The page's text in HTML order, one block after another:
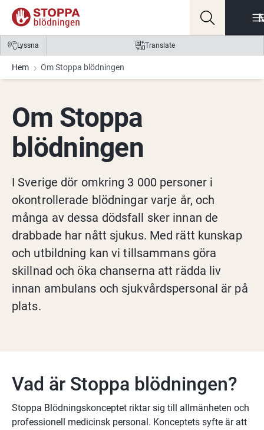
Gå till innehåll
Gå till meny
Gå till sidfot
Lyssna Translate
Hem Om Stoppa blödningen
Om Stoppa
blödningen
I Sverige dör omkring 3 000 personer i
okontrollerade blödningar varje år, och
många av dessa dödsfall sker innan de
drabbade har nått sjukus. Med rätt kunskap
och utbildning kan vi tillsammans göra
skillnad och öka chanserna att rädda liv
innan ambulans och sjukvårdspersonal är på
plats.
Vad är Stoppa blödningen?
Stoppa Blödningskonceptet riktar sig till allmänheten och
professionell medicinsk personal. Konceptets syfte är att